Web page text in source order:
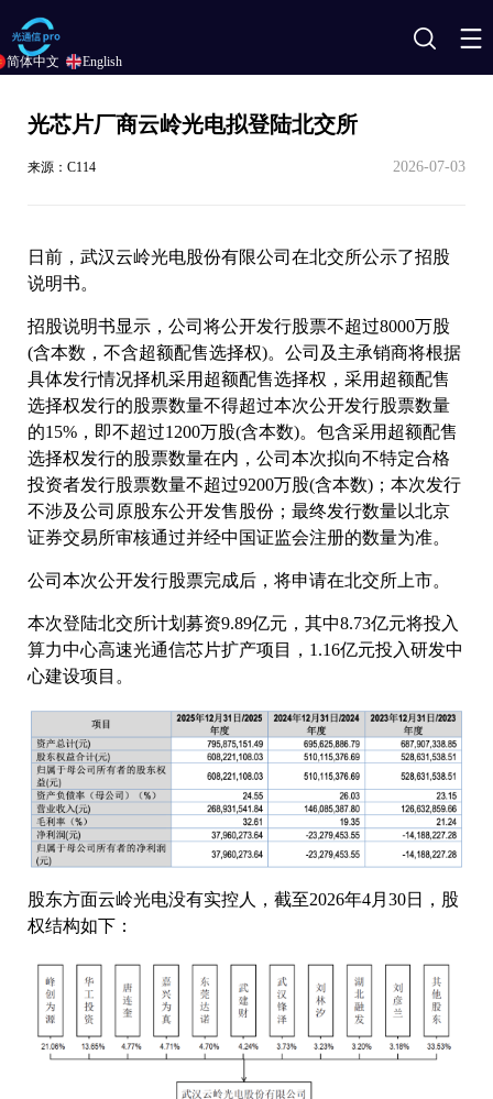
搜
光芯片厂商云岭光电拟登陆北交所
来源：C114 2026-07-03
日前，武汉云岭光电股份有限公司在北交所公示了招股
说明书。
招股说明书显示，公司将公开发行股票不超过8000万股
(含本数，不含超额配售选择权)。公司及主承销商将根据
具体发行情况择机采用超额配售选择权，采用超额配售
选择权发行的股票数量不得超过本次公开发行股票数量
的15%，即不超过1200万股(含本数)。包含采用超额配售
选择权发行的股票数量在内，公司本次拟向不特定合格
投资者发行股票数量不超过9200万股(含本数)；本次发行
不涉及公司原股东公开发售股份；最终发行数量以北京
证券交易所审核通过并经中国证监会注册的数量为准。
公司本次公开发行股票完成后，将申请在北交所上市。
本次登陆北交所计划募资9.89亿元，其中8.73亿元将投入
算力中心高速光通信芯片扩产项目，1.16亿元投入研发中
心建设项目。
股东方面云岭光电没有实控人，截至2026年4月30日，股
权结构如下：
简体中文 English